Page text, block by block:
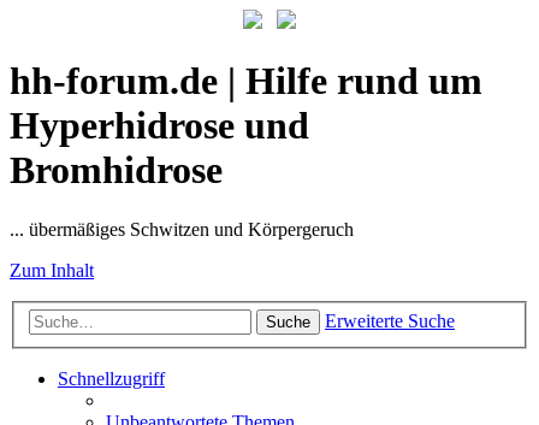
hh-forum.de | Hilfe rund um
Hyperhidrose und
Bromhidrose
... übermäßiges Schwitzen und Körpergeruch
Zum Inhalt
Suche Erweiterte Suche
Schnellzugriff